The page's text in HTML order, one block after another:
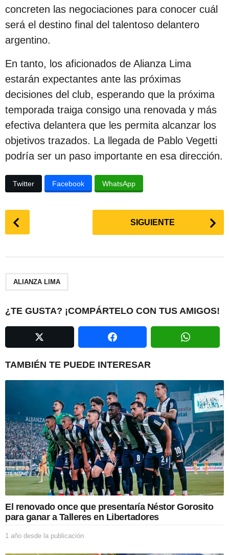
concreten las negociaciones para conocer cuál
será el destino final del talentoso delantero
argentino.
En tanto, los aficionados de Alianza Lima
estarán expectantes ante las próximas
decisiones del club, esperando que la próxima
temporada traiga consigo una renovada y más
efectiva delantera que les permita alcanzar los
objetivos trazados. La llegada de Pablo Vegetti
podría ser un paso importante en esa dirección.
Twitter Facebook WhatsApp
i
n
t
i
SIGUIENTE
ALIANZA LIMA
¿TE GUSTA? ¡COMPÁRTELO CON TUS AMIGOS!
TAMBIÉN TE PUEDE INTERESAR
El renovado once que presentaría Néstor Gorosito
para ganar a Talleres en Libertadores
1 año desde la publicación